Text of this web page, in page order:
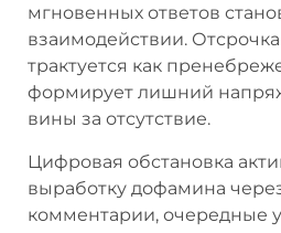
мгновенных ответов
взаимодействии.
трактуется как
формирует лишний
вины за отсутствие.
Цифровая обстановка
выработку дофамина
комментарии, очередные